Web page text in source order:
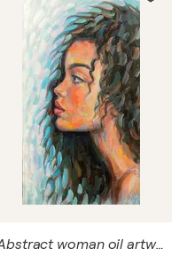
Abstract woman oil artwork